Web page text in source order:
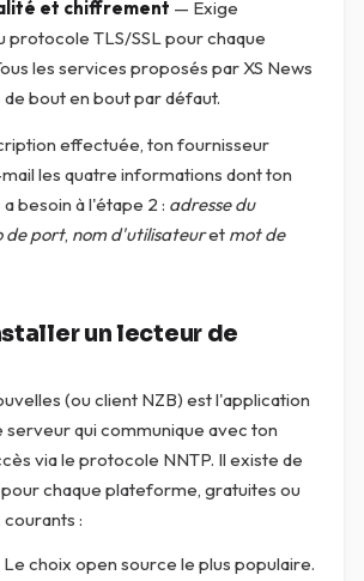
et chiffrement — Exige
protocole TLS/SSL pour chaque
les services proposés par XS News
bout en bout par défaut.
effectuée, ton fournisseur
les quatre informations dont ton
besoin à l'étape 2 : adresse du
de port, nom d'utilisateuret mot de
un lecteur de
(ou client NZB) est l'application
serveur qui communique avec ton
via le protocole NNTP. Il existe de
chaque plateforme, gratuites ou
:
choix open source le plus populaire.